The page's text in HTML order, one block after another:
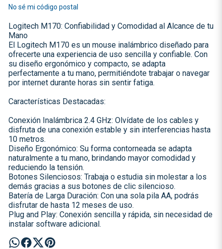
No sé mi código postal
Logitech M170: Confiabilidad y Comodidad al Alcance de tu
Mano
El Logitech M170 es un mouse inalámbrico diseñado para
ofrecerte una experiencia de uso sencilla y confiable. Con
su diseño ergonómico y compacto, se adapta
perfectamente a tu mano, permitiéndote trabajar o navegar
por internet durante horas sin sentir fatiga.
Características Destacadas:
Conexión Inalámbrica 2.4 GHz: Olvídate de los cables y
disfruta de una conexión estable y sin interferencias hasta
10 metros.
Diseño Ergonómico: Su forma contorneada se adapta
naturalmente a tu mano, brindando mayor comodidad y
reduciendo la tensión.
Botones Silenciosos: Trabaja o estudia sin molestar a los
demás gracias a sus botones de clic silencioso.
Batería de Larga Duración: Con una sola pila AA, podrás
disfrutar de hasta 12 meses de uso.
Plug and Play: Conexión sencilla y rápida, sin necesidad de
instalar software adicional.